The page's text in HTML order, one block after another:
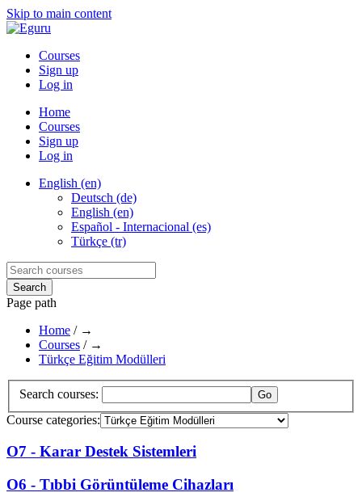
Skip to main content
Courses
Sign up
Log in
Home
Courses
Sign up
Log in
English (en)
Deutsch (de)
English (en)
Español - Internacional (es)
Türkçe (tr)
Page path
Home / →
Courses / →
Türkçe Eğitim Modülleri
Search courses:
Course categories:
O7 - Karar Destek Sistemleri
O6 - Tıbbi Görüntüleme Cihazları